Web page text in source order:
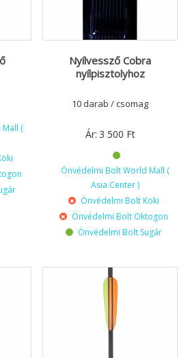
(
Nyílvessző Cobra
nyílpisztolyhoz
10 darab / csomag
Ár: 3 500 Ft
Önvédelmi Bolt World Mall (
Asia Center )
Önvédelmi Bolt Köki
Önvédelmi Bolt Oktogon
Önvédelmi Bolt Sugár